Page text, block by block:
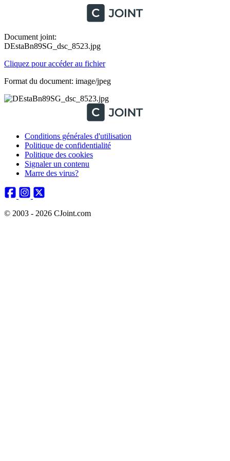
Document joint:
DEstaBn89SG_dsc_8523.jpg
Cliquez pour accéder au fichier
Format du document: image/jpeg
Conditions générales d'utilisation
Politique de confidentialité
Politique des cookies
Signaler un contenu
Marre des virus?
© 2003 - 2026 CJoint.com